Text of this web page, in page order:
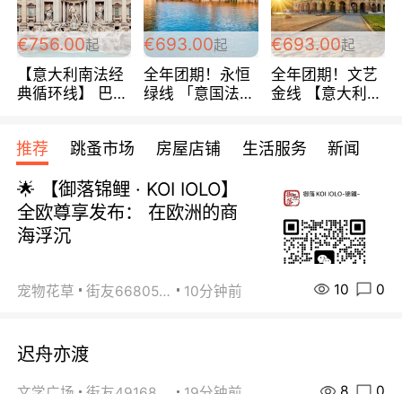
€756.00起
【意大利南法经
典循环线】 巴黎
宾馆 108欧/天起
全程756欧/位
€693.00起
全年团期！永恒
绿线 「意国法
欧/天起 ~包拼房
€693.00起
全年团期！文艺
金线 【意大利一
每周铁发！
推荐 跳蚤市场 房屋店铺 生活服务 新闻
🌟 【御落锦鲤 · KOI IOLO】
全欧尊享发布： 在欧洲的商
海浮沉
宠物花草 街友66805488 10分钟前 10 0
迟舟亦渡